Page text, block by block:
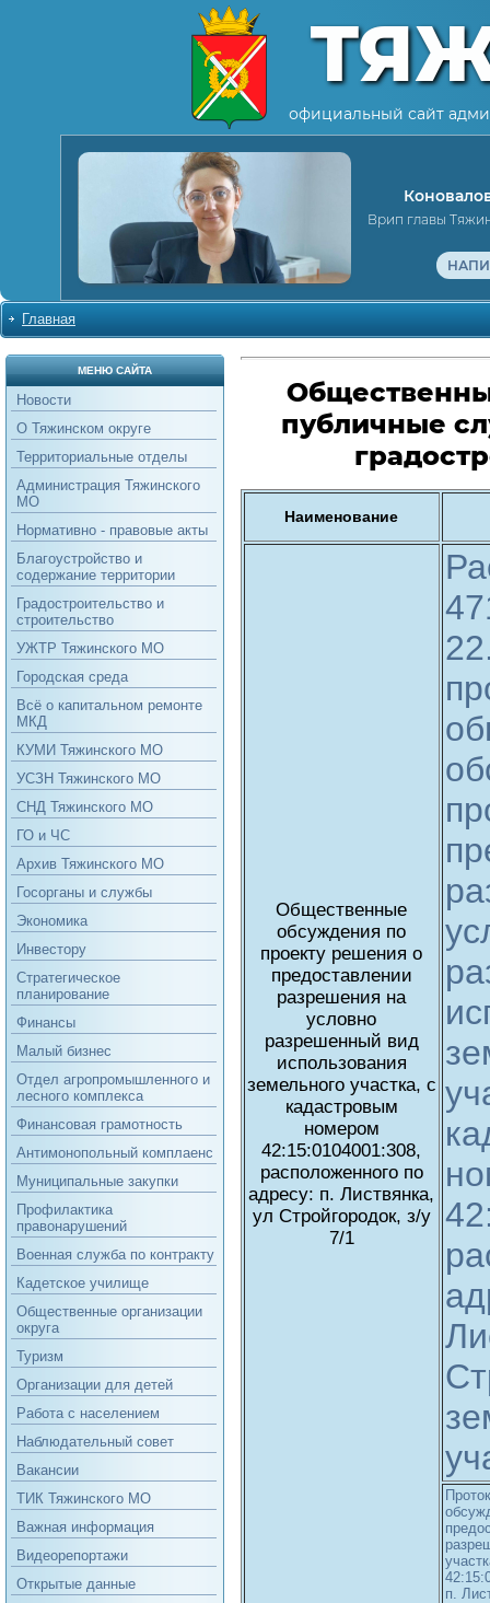
официальный сайт
Врип главы
Главная
МЕНЮ САЙТА
Новости
О Тяжинском округе
Территориальные отделы
Администрация Тяжинского
МО
Нормативно - правовые акты
Благоустройство и
содержание территории
Градостроительство и
строительство
УЖТР Тяжинского МО
Городская среда
Всё о капитальном ремонте
МКД
КУМИ Тяжинского МО
УСЗН Тяжинского МО
СНД Тяжинского МО
ГО и ЧС
Архив Тяжинского МО
Госорганы и службы
Экономика
Инвестору
Стратегическое
планирование
Финансы
Малый бизнес
Отдел агропромышленного и
лесного комплекса
Финансовая грамотность
Антимонопольный комплаенс
Муниципальные закупки
Профилактика
правонарушений
Военная служба по контракту
Кадетское училище
Общественные организации
округа
Туризм
Организации для детей
Работа с населением
Наблюдательный совет
Вакансии
ТИК Тяжинского МО
Важная информация
Видеорепортажи
Открытые данные
публичные
Наименование
Общественные
обсуждения по
проекту решения о
предоставлении
разрешения на
условно
разрешенный вид
использования
земельного участка, с
кадастровым
номером
42:15:0104001:308,
расположенного по
адресу: п. Листвянка,
ул Стройгородок, з/у
7/1
п.